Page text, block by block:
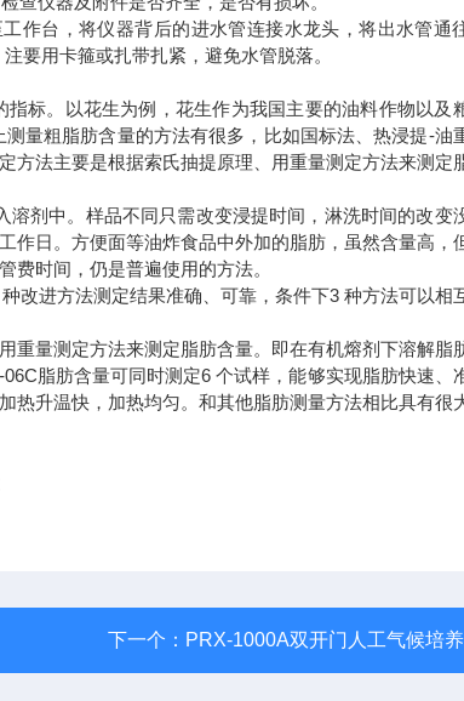
工作台，将仪器背后的进水管连接水龙头，将出水管通
要用卡箍或扎带扎紧，避免水管脱落。
标。以花生为例，花生作为我国主要的油料作物以及
量粗脂肪含量的方法有很多，比如国标法、热浸提-油
方法主要是根据索氏抽提原理、用重量测定方法来测定
剂中。样品不同只需改变浸提时间，淋洗时间的改变
作日。方便面等油炸食品中外加的脂肪，虽然含量高，
费时间，仍是普遍使用的方法。
改进方法测定结果准确、可靠，条件下3 种方法可以相
重量测定方法来测定脂肪含量。即在有机熔剂下溶解脂
脂肪含量可同时测定6 个试样，能够实现脂肪快速、
热升温快，加热均匀。和其他脂肪测量方法相比具有很
下一个： PRX-1000A双开门人工气候培